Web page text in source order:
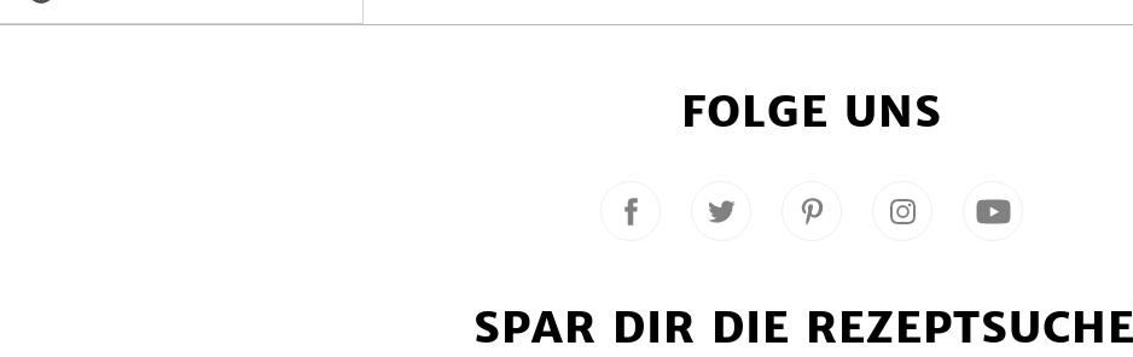
Lateinamerika 0
FOLGE UNS
Folge
Facebook
Folge
Twitter
Folge
Pinterest
Folge
Instagram
Folge
YouTube
SPAR DIR DIE